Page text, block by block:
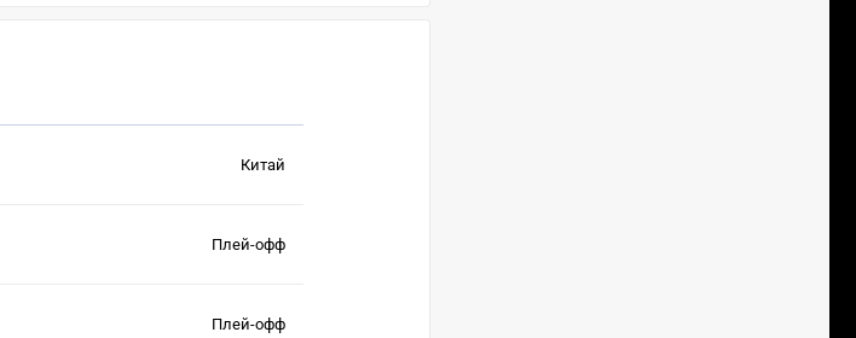
Китай
Плей-офф
Плей-офф